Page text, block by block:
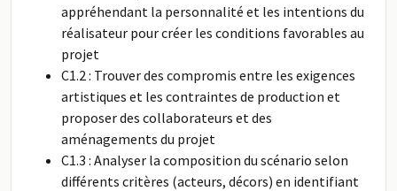
appréhendant la personnalité et les intentions du
réalisateur pour créer les conditions favorables au
projet
C1.2 : Trouver des compromis entre les exigences
artistiques et les contraintes de production et
proposer des collaborateurs et des
aménagements du projet
C1.3 : Analyser la composition du scénario selon
différents critères (acteurs, décors) en identifiant